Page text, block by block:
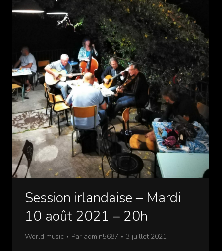
Session irlandaise – Mardi
10 août 2021 – 20h
World music Par admin5687 3 juillet 2021